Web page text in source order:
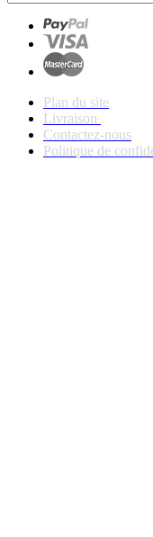
Plan du site
Livraison
Contactez-nous
Politique de